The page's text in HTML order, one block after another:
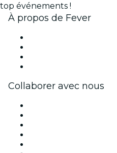
top événements !
À propos de Fever
Collaborer avec nous